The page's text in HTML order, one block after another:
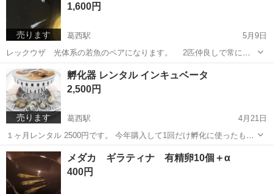
渡しします。 ...
売ります
1,600円
葛西駅
5月9日
レックウザ 光体系の若魚のペアになります。 2匹仲良しで常に寄
り添って泳いでます。 暖かくなってきた春ぐらいから産卵開始するの
ではないかと思います。 生き物のため、取引中に体調不良などで急な
キャンセルになることもございます...
東京 江戸川区 葛西駅 その他 メダカ
売ります
孵化器 レンタル インキュベータ
2,500円
葛西駅
4月21日
１ヶ月レンタル 2500円です。 今年購入して1回だけ孵化に使ったもの
で、ヒメウズラが14個中13個孵りました。 ぜひチャレンジしてみてく
ださい。 受け取りの際に対面で先に代金のお支払いをお願いしま
す。 万が一、...
東京 江戸川区 葛西駅 その他 インキュベータ
メダカ ギラティナ 有精卵10個＋α
400円